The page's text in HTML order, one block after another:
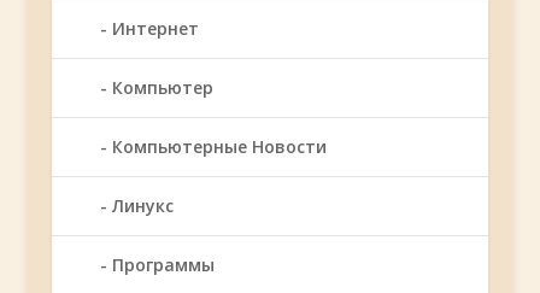
Интернет
Компьютер
Компьютерные Новости
Линукс
Программы